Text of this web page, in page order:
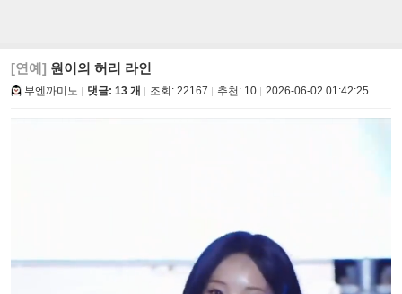
[연예] 원이의 허리 라인
부엔까미노 댓글: 13 개 조회: 22167 추천: 10 2026-06-02 01:42:25